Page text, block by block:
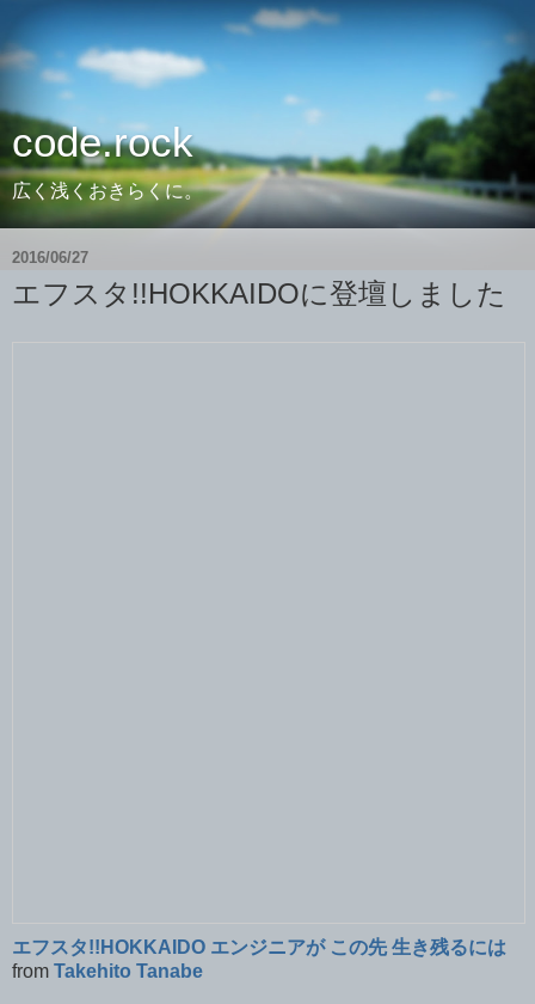
code.rock
広く浅くおきらくに。
2016/06/27
エフスタ!!HOKKAIDOに登壇しました
エフスタ!!HOKKAIDO エンジニアが この先 生き残るには
from Takehito Tanabe